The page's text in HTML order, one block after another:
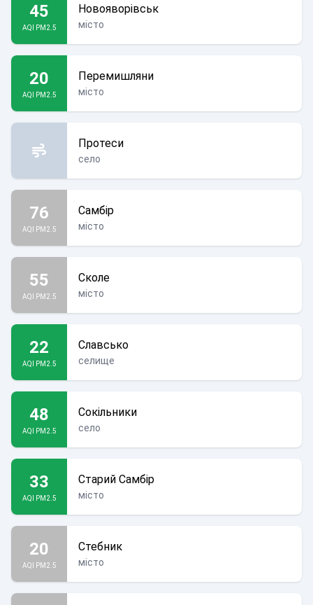
45
AQI PM2.5
Новояворівськ
місто
20
AQI PM2.5
Перемишляни
місто
Протеси
село
76
AQI PM2.5
Самбір
місто
55
AQI PM2.5
Сколе
місто
22
AQI PM2.5
Славсько
селище
48
AQI PM2.5
Сокільники
село
33
AQI PM2.5
Старий Самбір
місто
20
AQI PM2.5
Стебник
місто